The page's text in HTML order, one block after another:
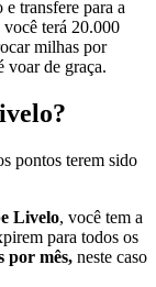
transfere para a
terá 20.000
milhas por
voar de graça.
pontos terem sido
Livelo, você tem a
para todos os
por mês, neste caso